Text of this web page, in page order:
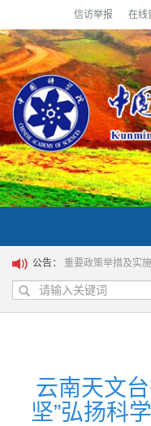
信访举报 在线
公告： 重要政策举措及实
云南天文
坚”弘扬科